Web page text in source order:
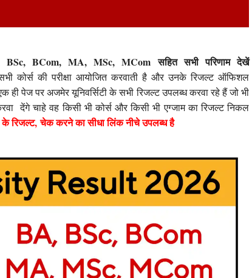
BSc, BCom, MA, MSc, MCom सहित सभी परिणाम देखें
कोर्स की परीक्षा आयोजित करवाती है और उनके रिजल्ट ऑफिशल
पेज पर अजमेर यूनिवर्सिटी के सभी रिजल्ट उपलब्ध करवा रहे हैं जो भी
देंगे चाहे वह किसी भी कोर्स और किसी भी एग्जाम का रिजल्ट निकल
के रिजल्ट, चेक करने का सीधा लिंक नीचे उपलब्ध है